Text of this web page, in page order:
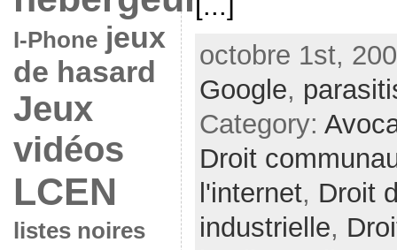
I-Phone jeux
de hasard
Jeux
vidéos
LCEN
listes noires
octobre 1st,
Google,
Category:
Droit
l'internet, Droit
industrielle,